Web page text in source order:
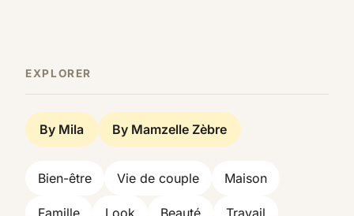
EXPLORER
By Mila By Mamzelle Zèbre
Bien-être Vie de couple Maison
Famille Look Beauté Travail